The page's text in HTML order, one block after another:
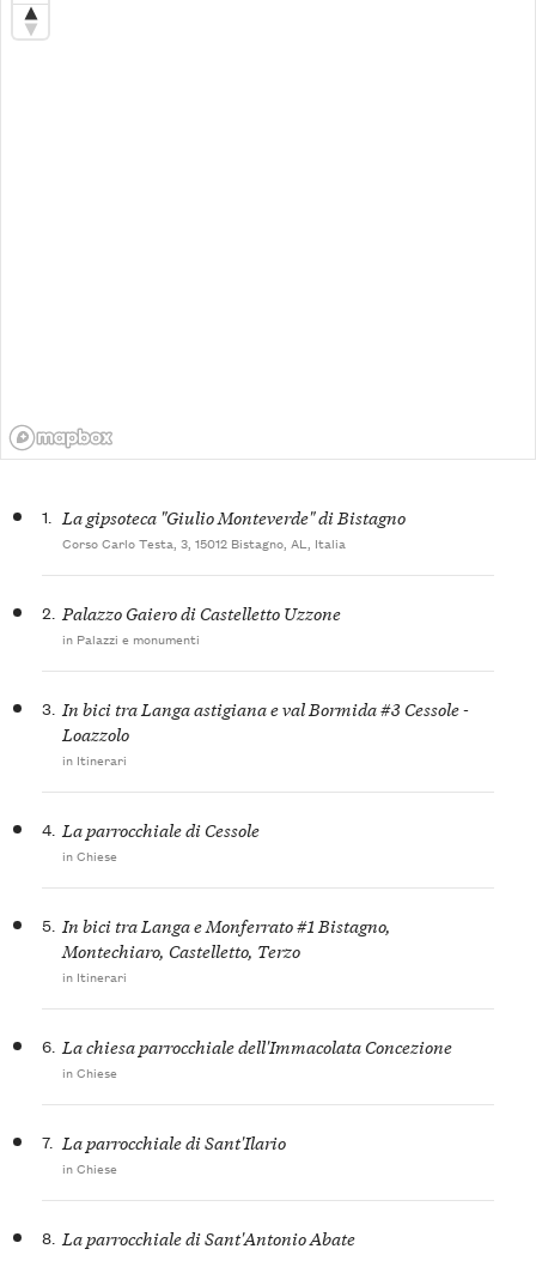
1. La gipsoteca "Giulio Monteverde" di Bistagno
Corso Carlo Testa, 3, 15012 Bistagno, AL, Italia
2. Palazzo Gaiero di Castelletto Uzzone
in Palazzi e monumenti
3. In bici tra Langa astigiana e val Bormida #3 Cessole -
Loazzolo
in Itinerari
4. La parrocchiale di Cessole
in Chiese
5. In bici tra Langa e Monferrato #1 Bistagno,
Montechiaro, Castelletto, Terzo
in Itinerari
6. La chiesa parrocchiale dell'Immacolata Concezione
in Chiese
7. La parrocchiale di Sant'Ilario
in Chiese
8. La parrocchiale di Sant'Antonio Abate